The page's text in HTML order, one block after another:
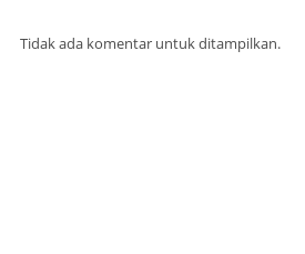
Tidak ada komentar untuk ditampilkan.